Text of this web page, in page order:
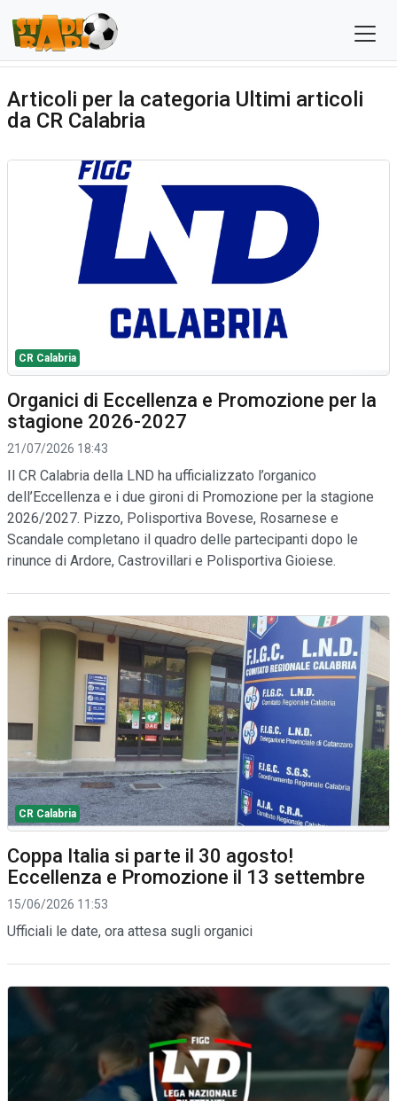
Articoli per la categoria Ultimi articoli
da CR Calabria
CR Calabria
Organici di Eccellenza e Promozione per la
stagione 2026-2027
21/07/2026 18:43
Il CR Calabria della LND ha ufficializzato l’organico
dell’Eccellenza e i due gironi di Promozione per la stagione
2026/2027. Pizzo, Polisportiva Bovese, Rosarnese e
Scandale completano il quadro delle partecipanti dopo le
rinunce di Ardore, Castrovillari e Polisportiva Gioiese.
CR Calabria
Coppa Italia si parte il 30 agosto!
Eccellenza e Promozione il 13 settembre
15/06/2026 11:53
Ufficiali le date, ora attesa sugli organici